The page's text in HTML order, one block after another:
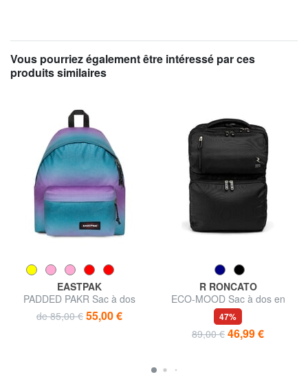
Vous pourriez également être intéressé par ces
produits similaires
EASTPAK
PADDED PAKR Sac à dos
de 85,00 € 55,00 €
R RONCATO
ECO-MOOD Sac à dos en
polyester recyclé
47%
89,00 € 46,99 €